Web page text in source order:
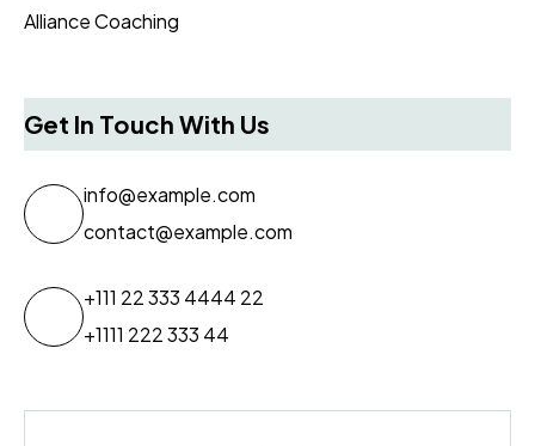
Alliance Coaching
Get In Touch With Us
info@example.com
contact@example.com
+111 22 333 4444 22
+1111 222 333 44